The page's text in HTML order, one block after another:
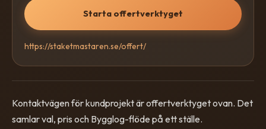
Starta offertverktyget
https://staketmastaren.se/offert/
Kontaktvägen för kundprojekt är offertverktyget ovan. Det
samlar val, pris och Bygglog-flöde på ett ställe.